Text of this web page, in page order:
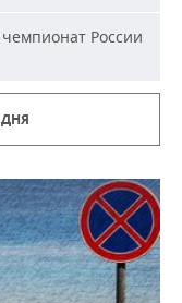
России